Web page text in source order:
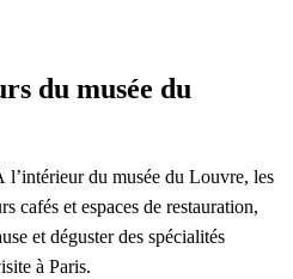
du musée du
l’intérieur du musée du Louvre, les
cafés et espaces de restauration,
et déguster des spécialités
à Paris.